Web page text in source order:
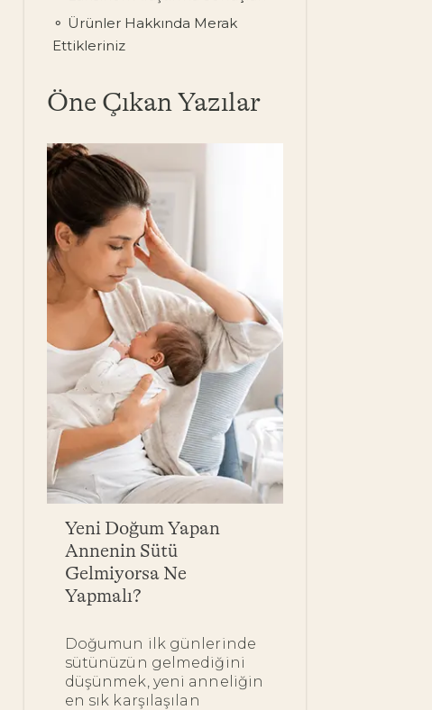
Ürünler Hakkında Merak
Ettikleriniz
Öne Çıkan Yazılar
Yeni Doğum Yapan
Annenin Sütü
Gelmiyorsa Ne
Yapmalı?
Doğumun ilk günlerinde
sütünüzün gelmediğini
düşünmek, yeni anneliğin
en sık karşılaşılan